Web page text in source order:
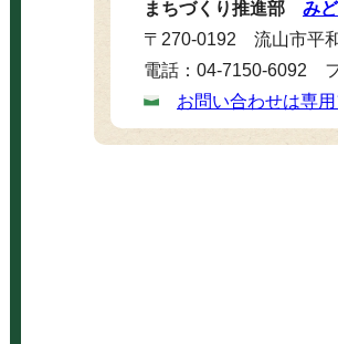
まちづくり推進部 み
〒270-0192 流山市平
電話：04-7150-6092
お問い合わせは専